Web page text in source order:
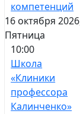
компетенций
16 октября
Пятница
10:00
Школа
«Клиники
профессора
Калинченко»